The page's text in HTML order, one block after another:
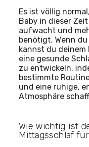
Es ist völlig
Baby in dieser
aufwacht und
benötigt. Wenn
kannst du deinem
eine gesunde
zu entwickeln,
bestimmte
und eine ruhige,
Atmosphäre
Wie wichtig ist
Mittagsschlaf